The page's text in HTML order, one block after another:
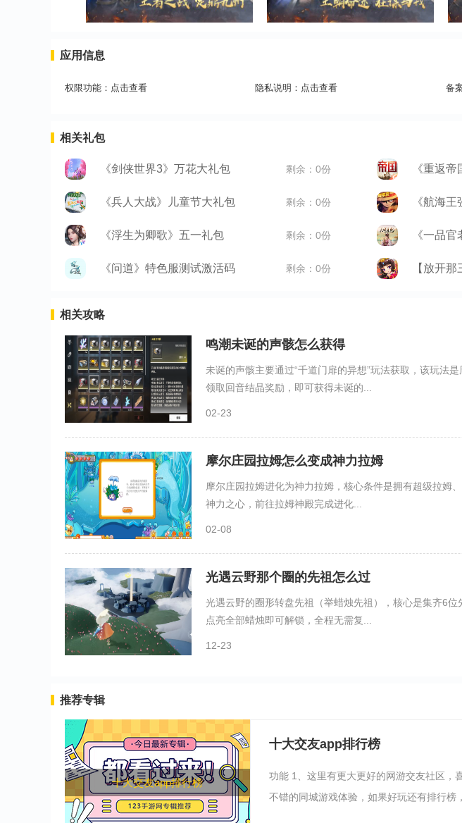
应用信息
权限功能： 点击查看 隐私说明： 点击查看 备
相关礼包
《剑侠世界3》万花大礼包 剩余：0份 《重返
《兵人大战》儿童节大礼包 剩余：0份
《浮生为卿歌》五一礼包 剩余：0份 《一品
《问道》特色服测试激活码 剩余：0份 【放开
相关攻略
鸣潮未诞的声骸怎么获得
未诞的声骸主要通过“千道门扉的异想”玩法获取，该玩法
领取回音结晶奖励，即可获得未诞的...
02-23
摩尔庄园拉姆怎么变成神力拉姆
摩尔庄园拉姆进化为神力拉姆，核心条件是拥有超级拉姆
神力之心，前往拉姆神殿完成进化...
02-08
光遇云野那个圈的先祖怎么过
光遇云野的圈形转盘先祖（举蜡烛先祖），核心是集齐6位
点亮全部蜡烛即可解锁，全程无需复...
12-23
推荐专辑
十大交友app排行榜
十大交友app排行榜
功能 1、这里有更大更好的网游交友社区，
不错的同城游戏体验，如果好玩还有排行榜